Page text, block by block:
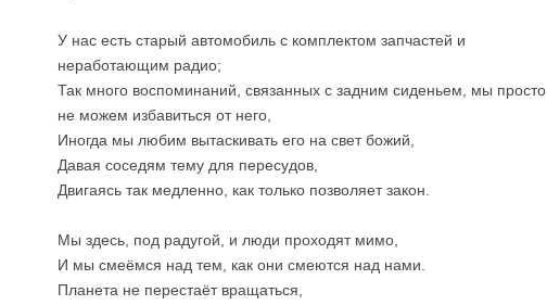
У нас есть старый автомобиль с комплектом запчастей и
неработающим радио;
Так много воспоминаний, связанных с задним сиденьем, мы просто
не можем избавиться от него,
Иногда мы любим вытаскивать его на свет божий,
Давая соседям тему для пересудов,
Двигаясь так медленно, как только позволяет закон.
Мы здесь, под радугой, и люди проходят мимо,
И мы смеёмся над тем, как они смеются над нами.
Планета не перестаёт вращаться,